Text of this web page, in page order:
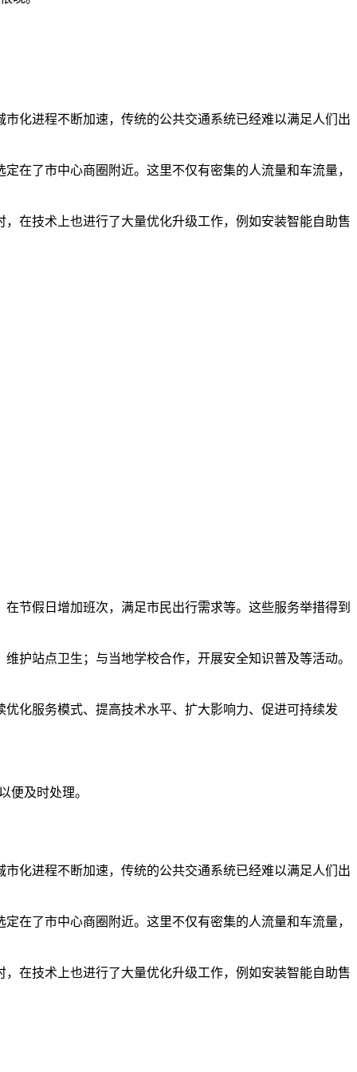
化进程不断加速，传统的公共交通系统已经难以满足人们出
在了市中心商圈附近。这里不仅有密集的人流量和车流量，
在技术上也进行了大量优化升级工作，例如安装智能自助售
节假日增加班次，满足市民出行需求等。这些服务举措得到
护站点卫生；与当地学校合作，开展安全知识普及等活动。
化服务模式、提高技术水平、扩大影响力、促进可持续发
便及时处理。
化进程不断加速，传统的公共交通系统已经难以满足人们出
在了市中心商圈附近。这里不仅有密集的人流量和车流量，
在技术上也进行了大量优化升级工作，例如安装智能自助售